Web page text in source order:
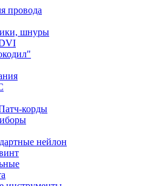
провода
шнуры
корды
нейлон